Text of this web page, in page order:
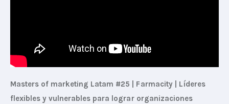
Masters of marketing Latam #25 | Farmacity | Líderes
flexibles y vulnerables para lograr organizaciones